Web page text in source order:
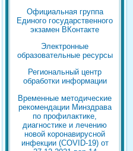
Официальная группа
Единого государственного
экзамен ВКонтакте
Электронные
образовательные ресурсы
Региональный центр
обработки информации
Временные методические
рекомендации Минздрава
по профилактике,
диагностике и лечению
новой коронавирусной
инфекции (COVID-19) от